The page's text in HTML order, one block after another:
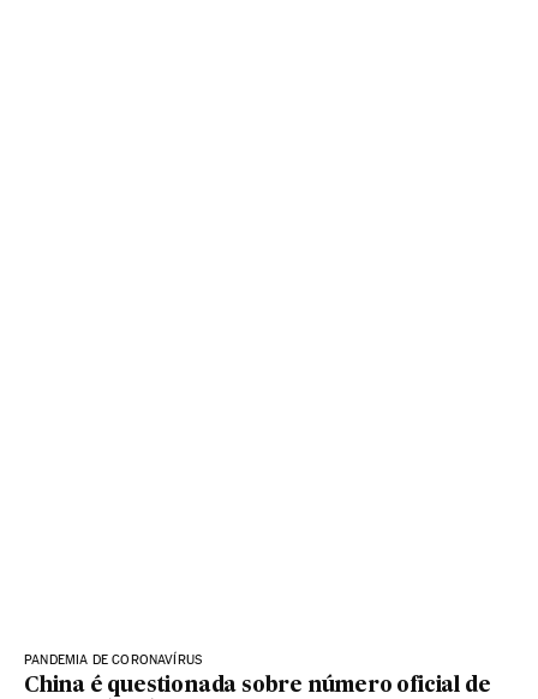
PANDEMIA DE CORONAVÍRUS
China é questionada sobre número oficial de